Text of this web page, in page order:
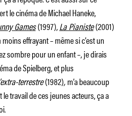
le cinéma de Michael Haneke,
Games(1997),La Pianiste(2001)
effrayant – même si c’est un
sombre pour un enfant –, je dirais
de Spielberg, et plus
terrestre(1982),m’a beaucoup
travail de ces jeunes acteurs, ça a